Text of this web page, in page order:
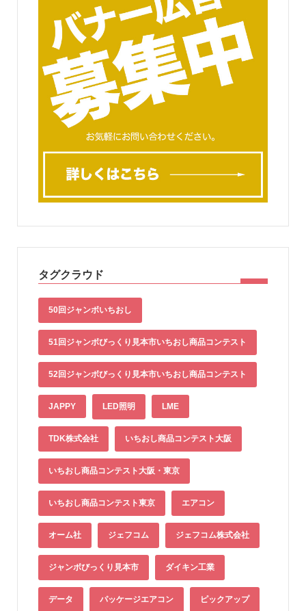
タグクラウド
50回ジャンボいちおし
51回ジャンボびっくり見本市いちおし商品コンテスト
52回ジャンボびっくり見本市いちおし商品コンテスト
JAPPY LED照明 LME
TDK株式会社 いちおし商品コンテスト大阪
いちおし商品コンテスト大阪・東京
いちおし商品コンテスト東京 エアコン
オーム社 ジェフコム ジェフコム株式会社
ジャンボびっくり見本市 ダイキン工業
データ パッケージエアコン ピックアップ